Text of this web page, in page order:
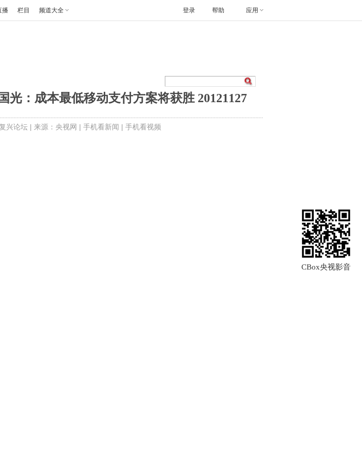
播 栏目 频道大全 帮助 应用
登录
：成本最低移动支付方案将获胜 20121127
兴论坛 | 来源：央视网 | 手机看新闻 | 手机看视频
CBox央视影音